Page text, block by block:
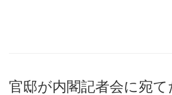
官邸が内閣記者会に宛て